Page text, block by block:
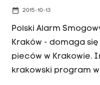
date_range 2015-10-13
Polski Alarm
Kraków - domaga
pieców w Krakowie.
krakowski program